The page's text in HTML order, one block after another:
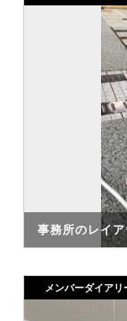
事務所のレイ
メンバーダイアリ